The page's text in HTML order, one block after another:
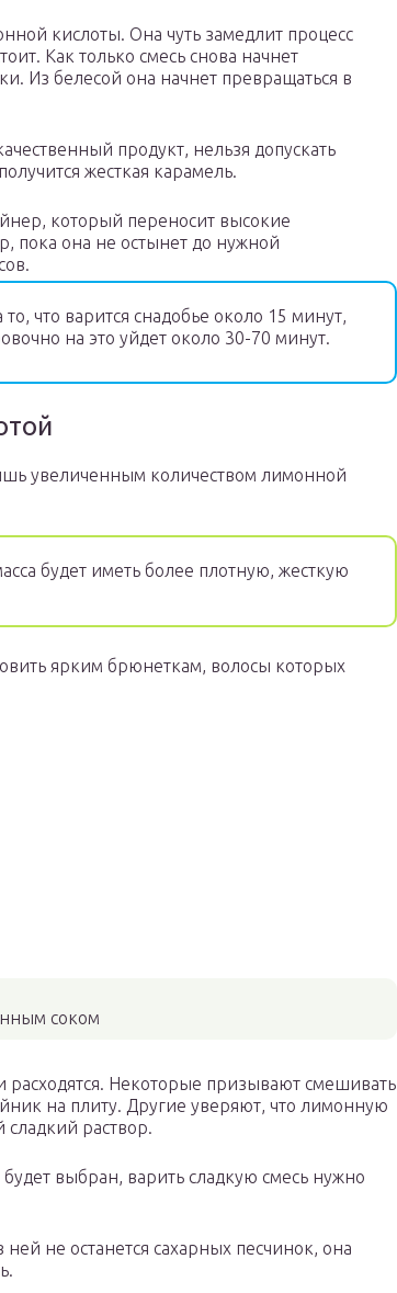
кислоты. Она чуть замедлит процесс
Как только смесь снова начнет
Из белесой она начнет превращаться в
продукт, нельзя допускать
жесткая карамель.
который переносит высокие
пока она не остынет до нужной
что варится снадобье около 15 минут,
на это уйдет около 30-70 минут.
увеличенным количеством лимонной
будет иметь более плотную, жесткую
ярким брюнеткам, волосы которых
соком
расходятся. Некоторые призывают смешивать
на плиту. Другие уверяют, что лимонную
раствор.
выбран, варить сладкую смесь нужно
ней не останется сахарных песчинок, она